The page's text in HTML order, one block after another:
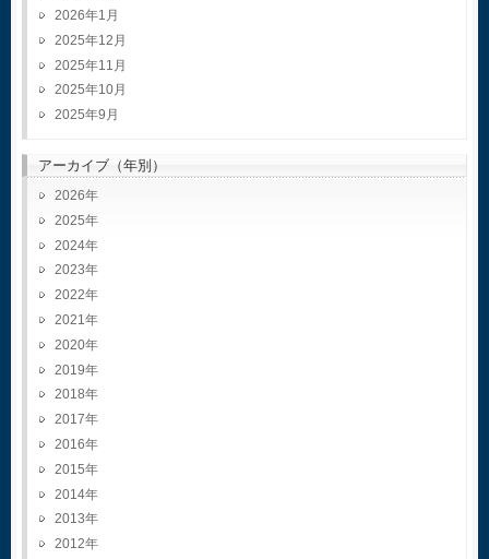
2026年1月
2025年12月
2025年11月
2025年10月
2025年9月
アーカイブ（年別）
2026
2025
2024
2023
2022
2021
2020
2019
2018
2017
2016
2015
2014
2013
2012